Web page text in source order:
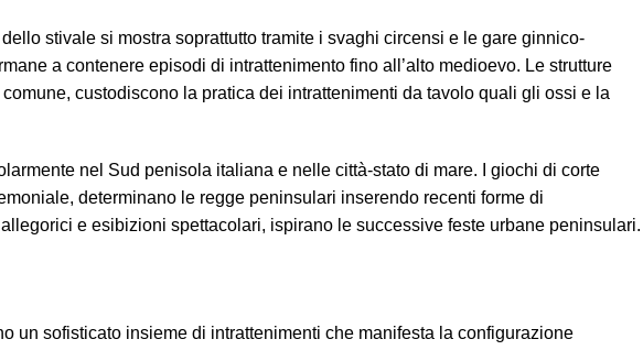
stivale si mostra soprattutto tramite i svaghi circensi e le gare ginnico-
a contenere episodi di intrattenimento fino all’alto medioevo. Le strutture
custodiscono la pratica dei intrattenimenti da tavolo quali gli ossi e la
nel Sud penisola italiana e nelle città-stato di mare. I giochi di corte
determinano le regge peninsulari inserendo recenti forme di
e esibizioni spettacolari, ispirano le successive feste urbane peninsulari.
un sofisticato insieme di intrattenimenti che manifesta la configurazione